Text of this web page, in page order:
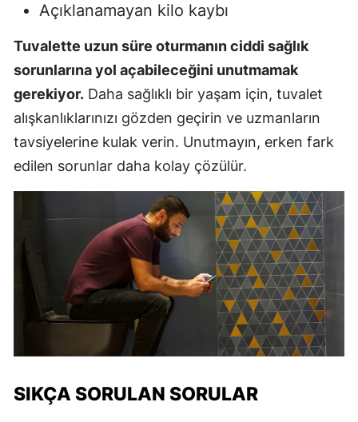
Açıklanamayan kilo kaybı
Tuvalette uzun süre oturmanın ciddi sağlık
sorunlarına yol açabileceğini unutmamak
gerekiyor. Daha sağlıklı bir yaşam için, tuvalet
alışkanlıklarınızı gözden geçirin ve uzmanların
tavsiyelerine kulak verin. Unutmayın, erken fark
edilen sorunlar daha kolay çözülür.
SIKÇA SORULAN SORULAR